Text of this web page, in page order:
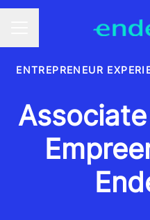
ENTREPRENEUR